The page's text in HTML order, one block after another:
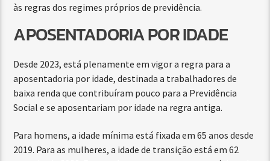
às regras dos regimes próprios de previdência.
APOSENTADORIA POR IDADE
Desde 2023, está plenamente em vigor a regra para a
aposentadoria por idade, destinada a trabalhadores de
baixa renda que contribuíram pouco para a Previdência
Social e se aposentariam por idade na regra antiga.
Para homens, a idade mínima está fixada em 65 anos desde
2019. Para as mulheres, a idade de transição está em 62